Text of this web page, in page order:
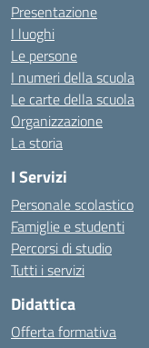
Presentazione
I luoghi
Le persone
I numeri della scuola
Le carte della scuola
Organizzazione
La storia
I Servizi
Personale scolastico
Famiglie e studenti
Percorsi di studio
Tutti i servizi
Didattica
Offerta formativa